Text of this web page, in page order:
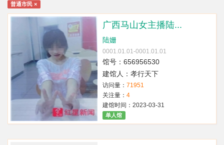
普通市民×
广西马山女主播陆...
陆姗
0001.01.01-0001.01.01
馆号：656956530
建馆人：孝行天下
访问量： 71951
关注量： 4
建馆时间：2023-03-31
单人馆